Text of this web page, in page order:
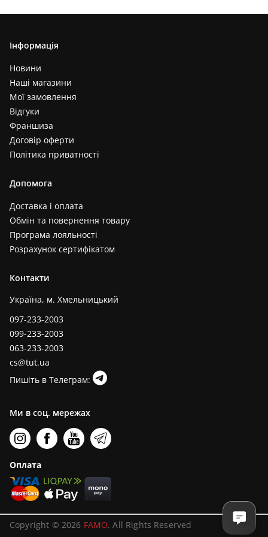
Інформація
Новини
Наші магазини
Мої замовлення
Відгуки
Франшиза
Договір оферти
Політика приватності
Допомога
Доставка і оплата
Обмін та повернення товару
Програма лояльності
Розрахунок сертифікатом
Контакти
Україна, м. Хмельницький
097-233-2003
099-233-2003
063-233-2003
cs@tut.ua
Пишіть в Телеграм:
Ми в соц. мережах
Оплата
Copyright © 2026 FAMO. All Rights Reserved